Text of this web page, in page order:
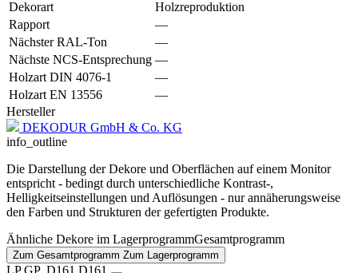
Dekorart
Holzreproduktion
Rapport
—
Nächster RAL-Ton
—
Nächste NCS-Entsprechung —
Holzart DIN 4076-1
—
Holzart EN 13556
—
Hersteller
DEKODUR GmbH & Co. KG
info_outline
Die Darstellung der Dekore und Oberflächen auf einem Monitor
entspricht - bedingt durch unterschiedliche Kontrast-,
Helligkeitseinstellungen und Auflösungen - nur annäherungsweise
den Farben und Strukturen der gefertigten Produkte.
Ähnliche Dekore im LagerprogrammGesamtprogramm
Zum Gesamtprogramm Zum Lagerprogramm
LP GP D161 D161